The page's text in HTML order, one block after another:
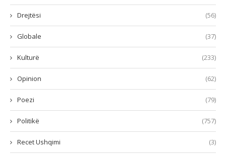
Drejtësi (56)
Globale (37)
Kulturë (233)
Opinion (62)
Poezi (79)
Politikë (757)
Recet Ushqimi (3)